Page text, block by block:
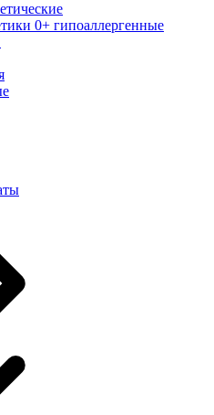
0+ гипоаллергенные